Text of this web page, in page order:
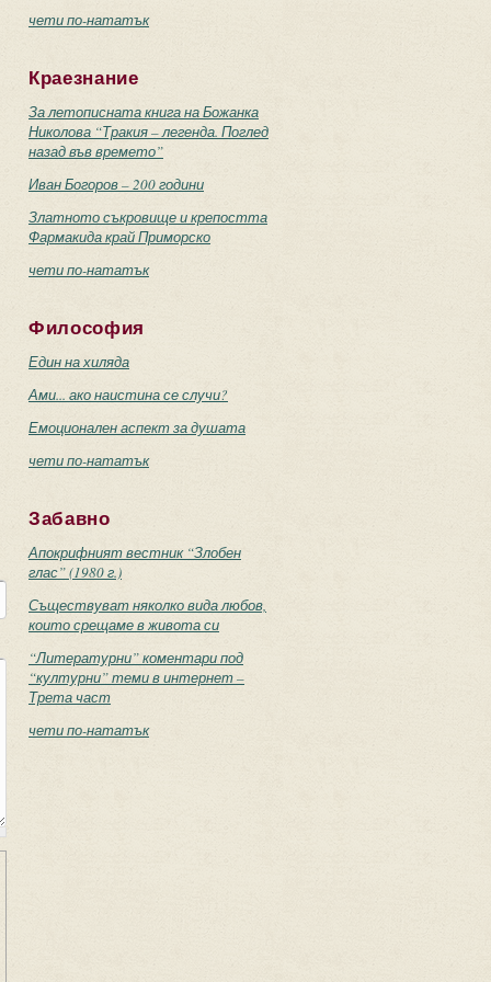
чети по-нататък
Краезнание
За летописната книга на Божанка
Николова “Тракия – легенда. Поглед
назад във времето”
Иван Богоров – 200 години
Златното съкровище и крепостта
Фармакида край Приморско
чети по-нататък
Философия
Един на хиляда
Ами... ако наистина се случи?
Емоционален аспект за душата
чети по-нататък
Забавно
Апокрифният вестник “Злобен
глас” (1980 г.)
Съществуват няколко вида любов,
които срещаме в живота си
“Литературни” коментари под
“културни” теми в интернет –
Трета част
чети по-нататък